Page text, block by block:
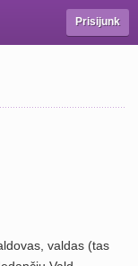
Prisijunk
valdas (tas